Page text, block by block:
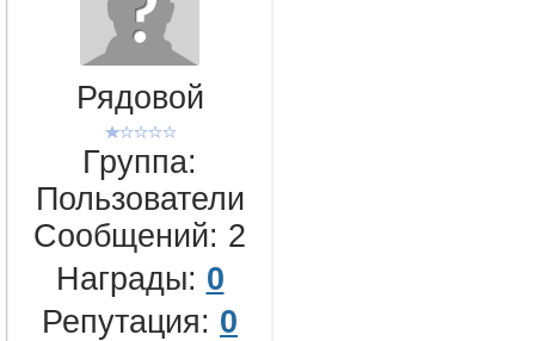
Рядовой
Группа:
Пользователи
Сообщений: 2
Награды: 0
Репутация: 0